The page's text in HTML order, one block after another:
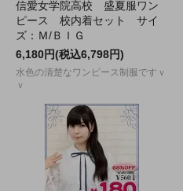
信愛女学院高校 盛夏服ワン
ピース 校内着セット サイ
ズ：Ｍ/ＢＩＧ
6,180円(税込6,798円)
水色の清楚なワンピース制服ですｖ
ｖ